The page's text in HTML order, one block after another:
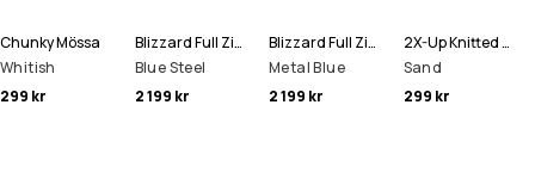
Chunky Mössa
Whitish
299 kr
Blizzard Full Zip Snowboardjacka Man
Blue Steel
2 199 kr
Blizzard Full Zip Skidjacka Man
Metal Blue
2 199 kr
2X-Up Knitted Ansiktsmask
Sand
299 kr